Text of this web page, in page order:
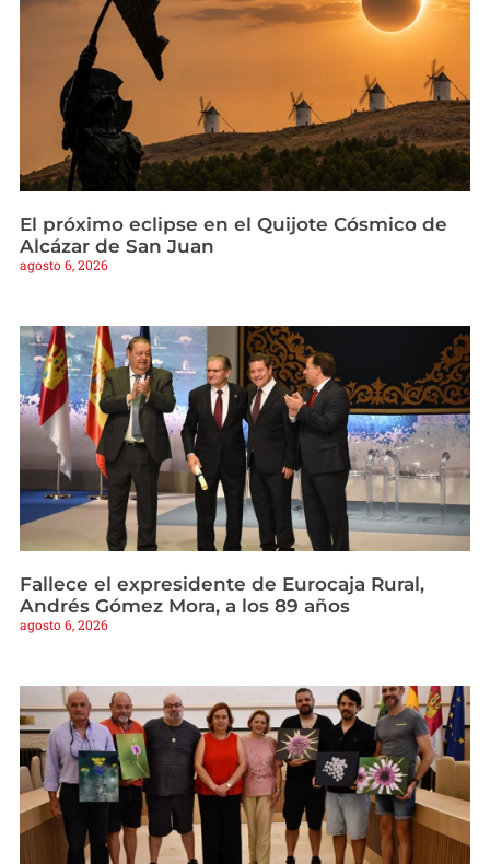
El próximo eclipse en el Quijote Cósmico de
Alcázar de San Juan
agosto 6, 2026
Fallece el expresidente de Eurocaja Rural,
Andrés Gómez Mora, a los 89 años
agosto 6, 2026